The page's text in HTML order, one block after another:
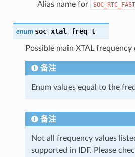
Alias name for
enum soc_xtal_freq_t
Possible main XTAL
备注
Enum values equal to the
备注
Not all frequency values
supported in IDF. Please